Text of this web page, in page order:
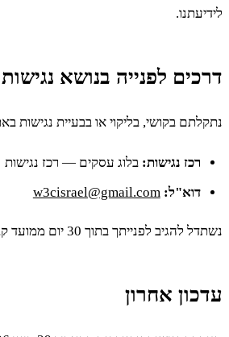
לידיעתנו.
דרכים לפנייה בנושא נגישות
נתקלתם בקושי, בליקוי או בבעיית
רכז נגישות: בלוג עסקים — רכז נגישות
דוא"ל: w3cisrael@gmail.com
נשתדל להגיב לפנייתך בתוך 30 יום ממועד קבלתה.
עדכון אחרון